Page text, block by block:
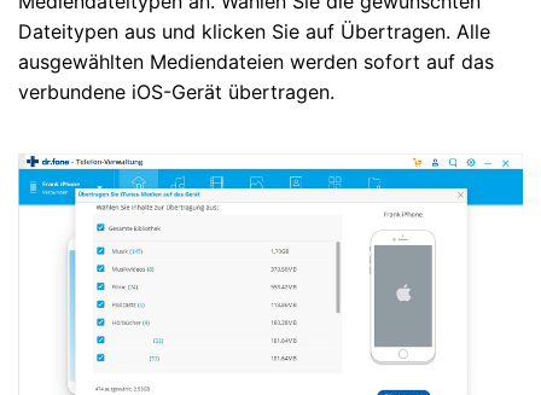
Dateitypen aus und klicken Sie auf Übertragen. Alle
ausgewählten Mediendateien werden sofort auf das
verbundene iOS-Gerät übertragen.